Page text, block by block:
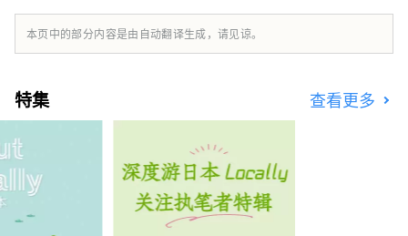
本页中的部分内容是由自动翻译生成，请见谅。
特集 查看更多